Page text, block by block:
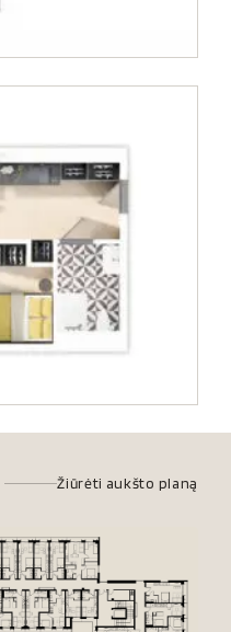
Žiūrėti aukšto planą